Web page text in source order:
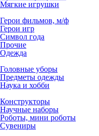
Мягкие игрушки
Герои фильмов, м/ф
Герои игр
Символ года
Прочие
Одежда
Головные уборы
Предметы одежды
Наука и хобби
Конструкторы
Научные наборы
Роботы, мини роботы
Сувениры